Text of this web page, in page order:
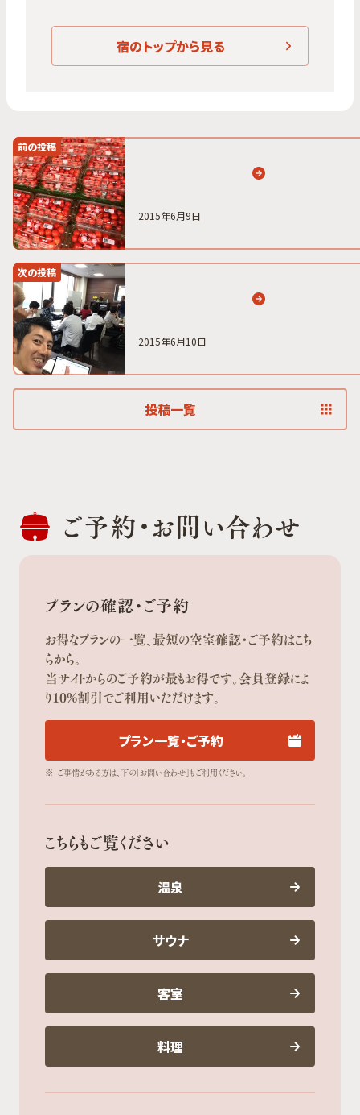
宿のトップから見る
前の投稿
2015年6月9日
次の投稿
2015年6月10日
投稿一覧
ご予約・お問い合わせ
プランの確認・ご予約
お得なプランの一覧、最短の空室確認・ご予約はこち
らから。
当サイトからのご予約が最もお得です。会員登録によ
り10%割引でご利用いただけます。
プラン一覧・ご予約
※ ご事情がある方は、下の「お問い合わせ」もご利用ください。
こちらもご覧ください
温泉
サウナ
客室
料理